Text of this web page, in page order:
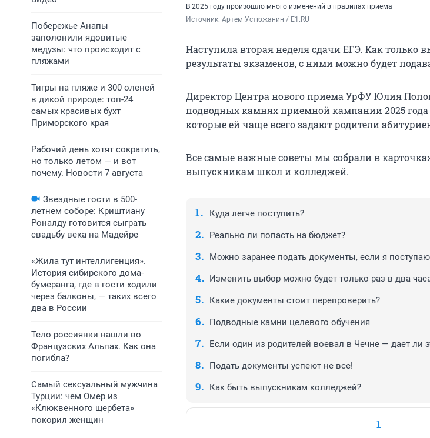
Побережье Анапы
заполонили ядовитые
медузы: что происходит с
пляжами
Тигры на пляже и 300 оленей
в дикой природе: топ-24
самых красивых бухт
Приморского края
Рабочий день хотят сократить,
но только летом — и вот
почему. Новости 7 августа
Звездные гости в 500-
летнем соборе: Криштиану
Роналду готовится сыграть
свадьбу века на Мадейре
«Жила тут интеллигенция».
История сибирского дома-
бумеранга, где в гости ходили
через балконы, — таких всего
два в России
Тело россиянки нашли во
Французских Альпах. Как она
погибла?
Самый сексуальный мужчина
Турции: чем Омер из
«Клюквенного щербета»
покорил женщин
В 2025 году произошло много изменений в правилах приема
Источник: Артем Устюжанин / E1.RU
Наступила вторая неделя сдачи ЕГЭ. Как только
результаты экзаменов, с ними можно будет
Директор Центра нового приема УрФУ Юлия
подводных камнях приемной кампании 2025
которые ей чаще всего задают родители
Все самые важные советы мы собрали в
выпускникам школ и колледжей.
Куда легче поступить?
Реально ли попасть на бюджет?
Можно заранее подать документы, если я
Изменить выбор можно будет только раз в два
Какие документы стоит перепроверить?
Подводные камни целевого обучения
Если один из родителей воевал в Чечне — дает ли
Подать документы успеют не все!
Как быть выпускникам колледжей?
1